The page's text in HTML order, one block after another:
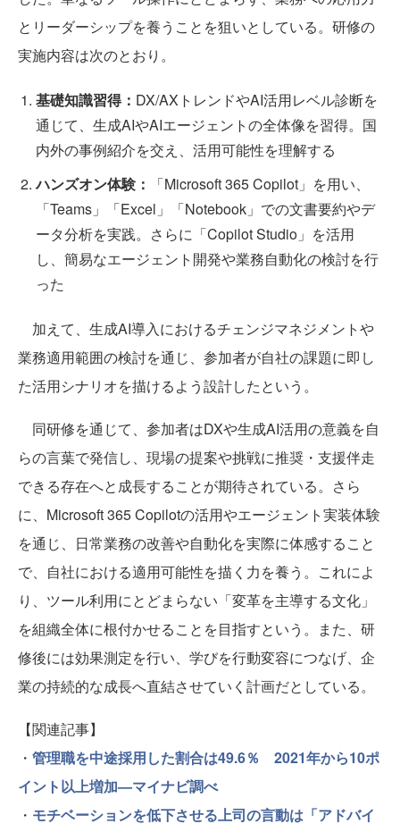
とリーダーシップを養うことを狙いとしている。研修の
実施内容は次のとおり。
基礎知識習得： DX/AXトレンドやAI活用レベル診断を
通じて、生成AIやAIエージェントの全体像を習得。国
内外の事例紹介を交え、活用可能性を理解する
ハンズオン体験：
「Microsoft 365 Copilot」を用い、
「Teams」「Excel」「Notebook」での文書要約やデ
ータ分析を実践。さらに「Copilot Studio」を活用
し、簡易なエージェント開発や業務自動化の検討を行
った
加えて、生成AI導入におけるチェンジマネジメントや
業務適用範囲の検討を通じ、参加者が自社の課題に即し
た活用シナリオを描けるよう設計したという。
同研修を通じて、参加者はDXや生成AI活用の意義を自
らの言葉で発信し、現場の提案や挑戦に推奨・支援伴走
できる存在へと成長することが期待されている。さら
に、Microsoft 365 Copilotの活用やエージェント実装体験
を通じ、日常業務の改善や自動化を実際に体感すること
で、自社における適用可能性を描く力を養う。これによ
り、ツール利用にとどまらない「変革を主導する文化」
を組織全体に根付かせることを目指すという。また、研
修後には効果測定を行い、学びを行動変容につなげ、企
業の持続的な成長へ直結させていく計画だとしている。
【関連記事】
・ 管理職を中途採用した割合は49.6％ 2021年から10ポ
イント以上増加—マイナビ調べ
・ モチベーションを低下させる上司の言動は「アドバイ